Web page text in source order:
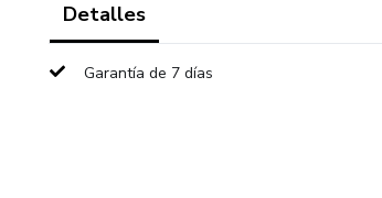
Personas que
Detalles
Garantía de 7 días